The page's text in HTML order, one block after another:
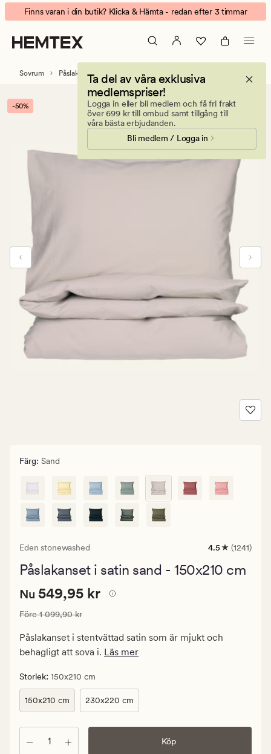
Eden
stonewashed
påslakanset
Animerad
banner.
Klicka
på
att
pausa.
Finns varan i din butik? Klicka & Hämta - redan efter 3 timmar
Ta del av våra exklusiva
medlemspriser!
Logga in eller bli medlem och få fri frakt
över 699 kr till ombud samt tillgång till
våra bästa erbjudanden.
Bli medlem / Logga in
Sovrum Påslakanset Satin påslakanset
-50%
Färg: Sand
Eden stonewashed
1241
med
4.5 (1241)
Påslakanset i satin sand - 150x210 cm
Nuvarande
549,95
kr.
Ordinarie
1
099,90
kr
Nuvarande pris
Nu 549,95 kr
Ordinarie pris 1 099,90 kr
Före1 099,90 kr
Påslakanset i stentvättad satin som är mjukt och
behagligt att sova i. Läs mer
Storlek: 150x210 cm
150x210 cm 230x220 cm
Antal Köp